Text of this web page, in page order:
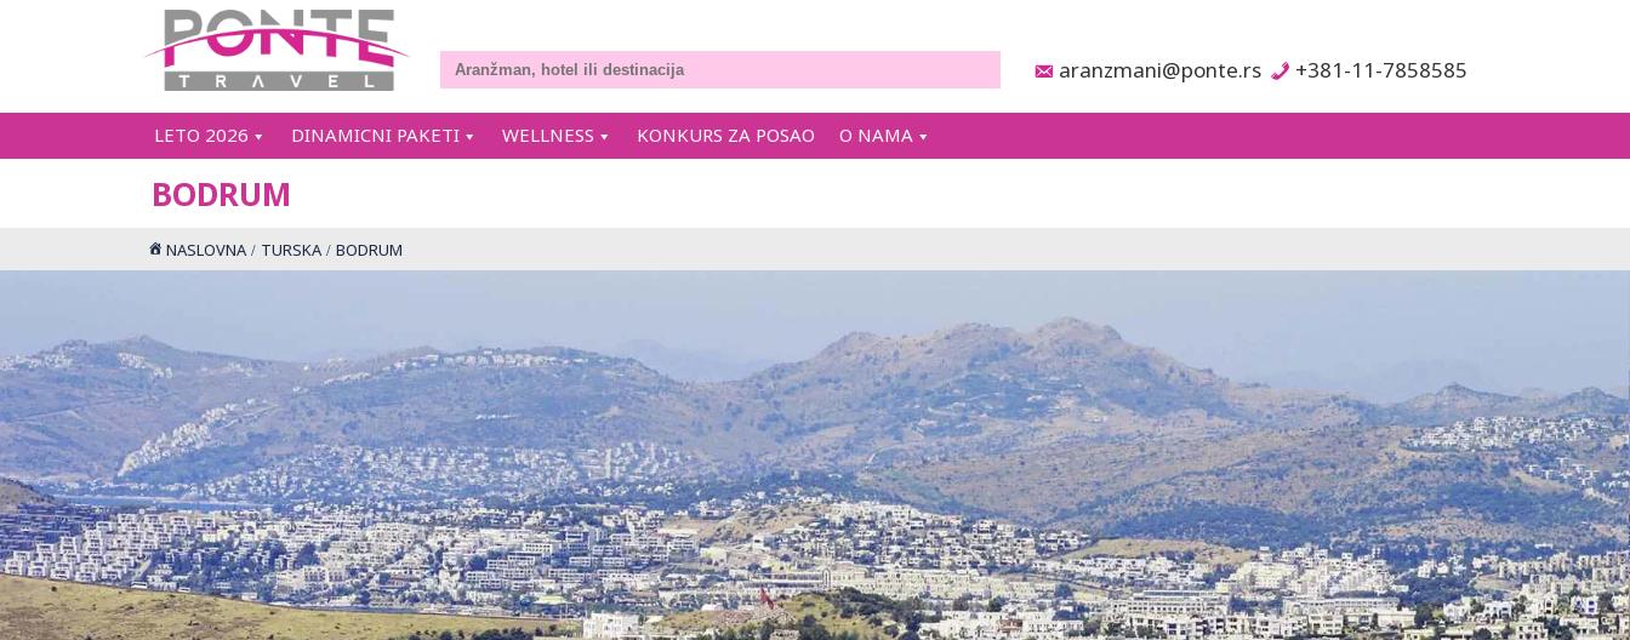
aranzmani@ponte.rs +381-11-7858585
LETO 2026 DINAMICNI PAKETI WELLNESS KONKURS ZA POSAO O NAMA
BODRUM
NASLOVNA TURSKA BODRUM